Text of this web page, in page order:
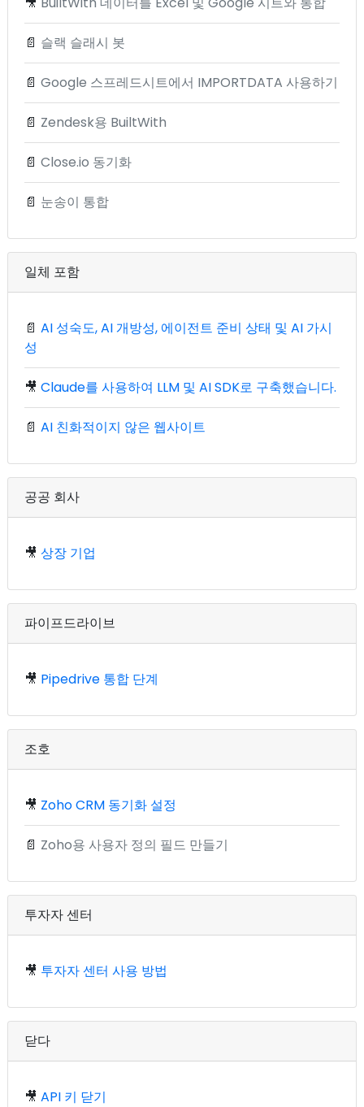
📄 슬랙 슬래시 봇
📄 Google 스프레드시트에서 IMPORTDATA 사용하기
📄 Zendesk용 BuiltWith
📄 Close.io 동기화
📄 눈송이 통합
일체 포함
📄 AI 성숙도, AI 개방성, 에이전트 준비 상태 및 AI 가시
성
🎥 Claude를 사용하여 LLM 및 AI SDK로 구축했습니다.
📄 AI 친화적이지 않은 웹사이트
공공 회사
🎥 상장 기업
파이프드라이브
🎥 Pipedrive 통합 단계
조호
🎥 Zoho CRM 동기화 설정
📄 Zoho용 사용자 정의 필드 만들기
투자자 센터
🎥 투자자 센터 사용 방법
닫다
🎥 API 키 닫기